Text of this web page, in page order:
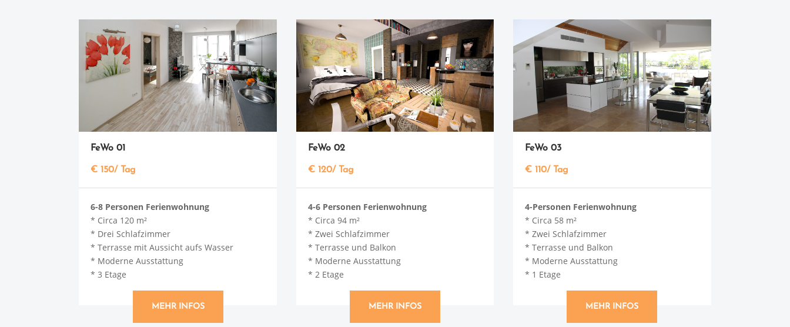
FeWo 01
€ 150/ Tag
6-8 Personen Ferienwohnung
* Circa 120 m²
* Drei Schlafzimmer
* Terrasse mit Aussicht aufs Wasser
* Moderne Ausstattung
* 3 Etage
MEHR INFOS
FeWo 02
€ 120/ Tag
4-6 Personen Ferienwohnung
* Circa 94 m²
* Zwei Schlafzimmer
* Terrasse und Balkon
* Moderne Ausstattung
* 2 Etage
MEHR INFOS
FeWo 03
€ 110/ Tag
4-Personen Ferienwohnung
* Circa 58 m²
* Zwei Schlafzimmer
* Terrasse und Balkon
* Moderne Ausstattung
* 1 Etage
MEHR INFOS